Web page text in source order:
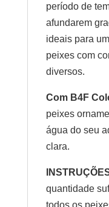
período de
afundarem
ideais para
peixes com
diversos.
Com B4F
peixes
água do seu
clara.
quantidade
todos os